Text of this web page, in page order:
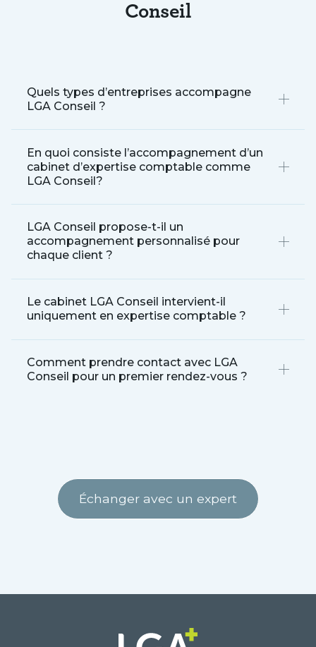
Conseil
Quels types d’entreprises accompagne
LGA Conseil ?
En quoi consiste l’accompagnement d’un
cabinet d’expertise comptable comme
LGA Conseil?
LGA Conseil propose-t-il un
accompagnement personnalisé pour
chaque client ?
Le cabinet LGA Conseil intervient-il
uniquement en expertise comptable ?
Comment prendre contact avec LGA
Conseil pour un premier rendez-vous ?
Échanger avec un expert